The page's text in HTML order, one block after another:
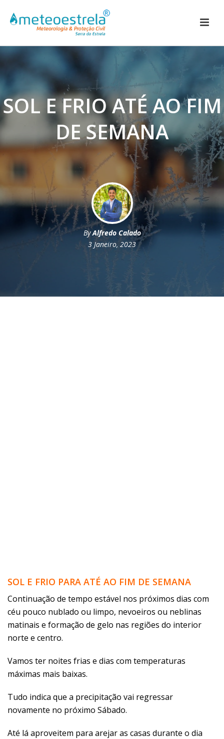
SOL E FRIO ATÉ AO FIM
DE SEMANA
ByAlfredo Calado
3 Janeiro, 2023
SOL E FRIO PARA ATÉ AO FIM DE SEMANA
Continuação de tempo estável nos próximos dias com
céu pouco nublado ou limpo, nevoeiros ou neblinas
matinais e formação de gelo nas regiões do interior
norte e centro.
Vamos ter noites frias e dias com temperaturas
máximas mais baixas.
Tudo indica que a precipitação vai regressar
novamente no próximo Sábado.
Até lá aproveitem para arejar as casas durante o dia